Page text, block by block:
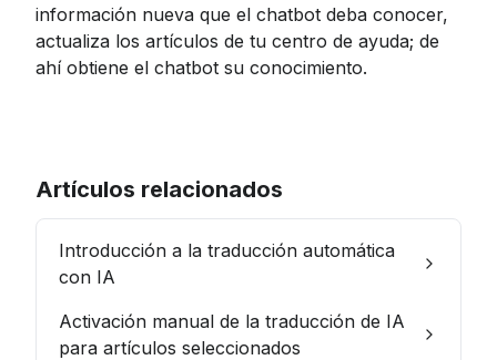
información nueva que el chatbot deba conocer,
actualiza los artículos de tu centro de ayuda; de
ahí obtiene el chatbot su conocimiento.
Artículos relacionados
Introducción a la traducción automática
con IA
Activación manual de la traducción de IA
para artículos seleccionados